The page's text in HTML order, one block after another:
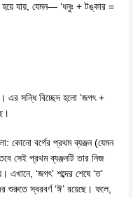
হয়ে যায়, যেমন— ‘ধনুঃ + টঙ্কার =
এর সন্ধি বিচ্ছেদ হলো ‘জগৎ +
কোনো বর্গের প্রথম ব্যঞ্জন (যেমন
সেই প্রথম ব্যঞ্জনটি তার নিজ
‘জগৎ’ শব্দের শেষে ‘ত’
শুরুতে স্বরবর্ণ ‘ঈ’ রয়েছে। ফলে,